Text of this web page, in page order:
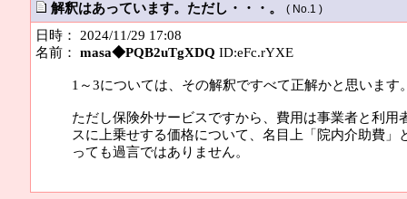
解釈はあっています。ただし・・・。 ( No.1 )
日時： 2024/11/29 17:08
名前： masa◆PQB2uTgXDQ ID:eFc.rYXE
1～3については、その解釈ですべて正解かと思います
ただし保険外サービスですから、費用は事業者と利
スに上乗せする価格について、名目上「院内介助費
っても過言ではありません。